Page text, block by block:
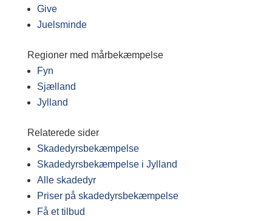
Give
Juelsminde
Regioner med mårbekæmpelse
Fyn
Sjælland
Jylland
Relaterede sider
Skadedyrsbekæmpelse
Skadedyrsbekæmpelse i Jylland
Alle skadedyr
Priser på skadedyrsbekæmpelse
Få et tilbud